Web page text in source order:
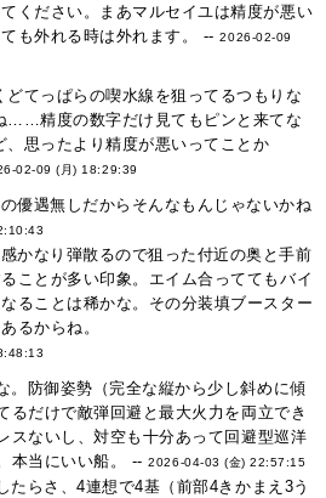
ください。まあマルセイユは精度が悪い
も外れる時は外れます。 --2026-02-09
どてっぱらの喫水線を狙ってるつもりな
……精度の数字だけ見てもピンと来てな
、思ったより精度が悪いってことか
02-09 (月) 18:29:39
優遇無しだからそんなもんじゃないかね
かなり弾散るので狙った付近の奥と手前
ことが多い印象。エイム合っててもバイ
ることは稀かな。その分装填ブースター
るからね。
。防御姿勢（完全な縦から少し斜めに傾
るだけで敵弾回避と最大火力を両立でき
スないし、対空も十分あって回避型巡洋
本当にいい船。 --2026-04-03 (金) 22:57:15
たらさ、4連想で4基（前部4きかまえ3う